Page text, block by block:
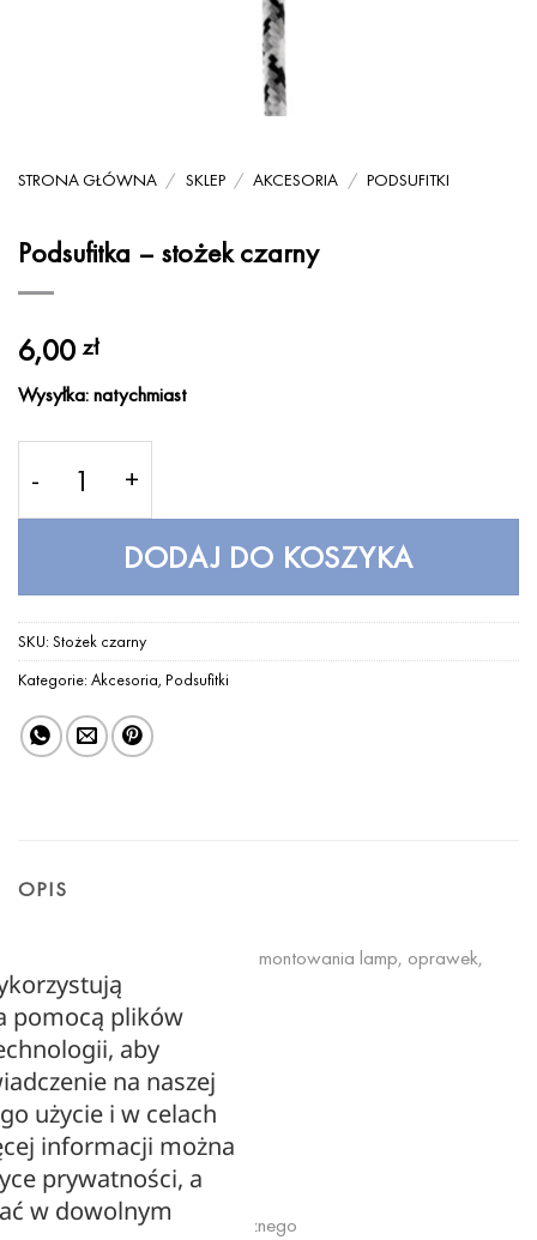
STRONA GŁÓWNA / SKLEP / AKCESORIA / PODSUFITKI
Podsufitka – stożek czarny
6,00zł
Wysyłka: natychmiast
DODAJ DO KOSZYKA
SKU: Stożek czarny
Kategorie: Akcesoria, Podsufitki
OPIS
Podsufitka – kształt stożek, do montowania lamp, oprawek,
kabli na suficie
Średnica 12cm
Wysokość 8cm
Dostępna w kolorze czarnym
Wykonana z tworzywa sztucznego
pomocą plików
aby
na naszej
użycie i w celach
informacji można
prywatności, a
w dowolnym